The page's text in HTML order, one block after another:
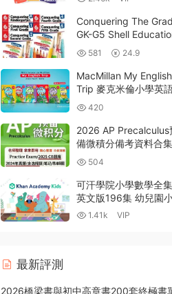
音頻 MP4視頻 白闆軟
教學資源 百度網盤下
載-21GB
Conquering The
GK-G5 Shell
服全科系列練習冊合集
彩PDF 百度雲網盤下載
581 24.9
MacMillan My English
Trip 麥克米倫小學英
材第二版全6級PDF電子
版學生書閱讀書練習冊
試 MP3音頻 百度網盤
載
420
2026 AP Precalculus
備微積分備考資料合集
PDF電子版最新考綱教
巴郎教輔 FRQ+MCQ
CB官方題庫 PPT課件
Notes講義 百度雲網盤
504
可汗學院小學數學全
英文版196集 幼兒園
适用 視頻MP4 百度網
1.41k VIP
最新評測
2026橋梁書與初中高章書200套終極書